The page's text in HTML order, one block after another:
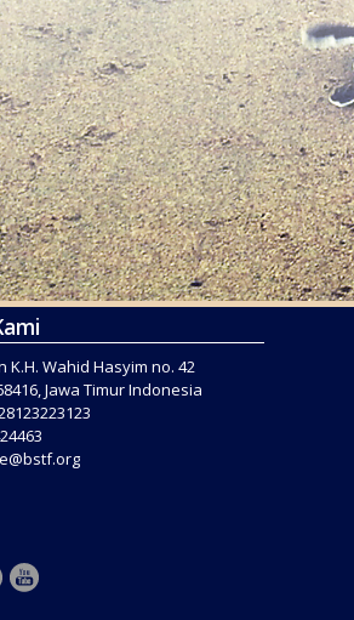
K.H. Wahid Hasyim no. 42
Jawa Timur Indonesia